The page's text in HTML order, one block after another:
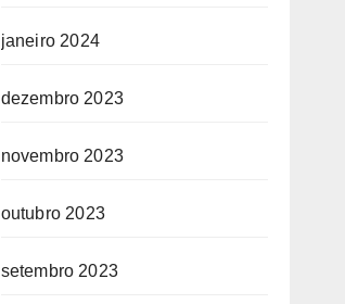
janeiro 2024
dezembro 2023
novembro 2023
outubro 2023
setembro 2023